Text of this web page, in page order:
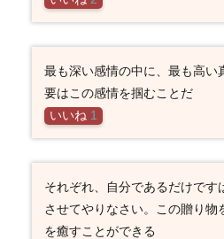
最も深い感情の中に、最も高い
要はこの感情を掴むことだ
いいね 1
それぞれ、自分であるだけです
させてやりなさい。この贈り物
を癒すことができる